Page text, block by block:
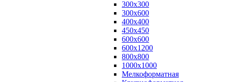
300х300
300х600
400х400
450х450
600х600
600х1200
800х800
1000х1000
Мелкоформатная